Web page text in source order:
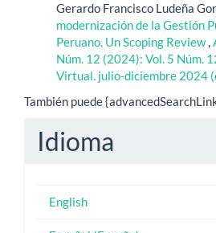
Gerardo Francisco Ludeña
modernización de la Gestión
Peruano. Un Scoping Review,
Núm. 12 (2024): Vol. 5 Núm.
Virtual. julio-diciembre 2024
También puede
Idioma
English